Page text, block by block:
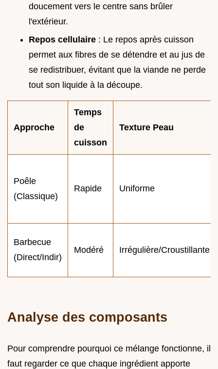
doucement vers le centre sans brûler
l'extérieur.
Repos cellulaire : Le repos après cuisson
permet aux fibres de se détendre et au jus de
se redistribuer, évitant que la viande ne perde
tout son liquide à la découpe.
Approche
Temps
de
cuisson
Texture Peau
Poêle
(Classique)
Rapide Uniforme
Barbecue
(Direct/Indir)
Modéré Irrégulière/Croustillante
Analyse des composants
Pour comprendre pourquoi ce mélange fonctionne, il
faut regarder ce que chaque ingrédient apporte